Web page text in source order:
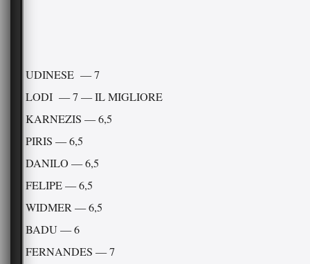
UDINESE — 7
LODI — 7 — IL MIGLIORE
KARNEZIS — 6,5
PIRIS — 6,5
DANILO — 6,5
FELIPE — 6,5
WIDMER — 6,5
BADU — 6
FERNANDES — 7